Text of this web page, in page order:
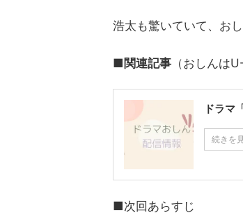
浩太も驚いていて、お
■関連記事 （おしんは
ドラマ
続きを
■次回あらすじ